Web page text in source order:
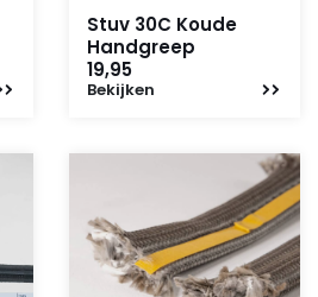
Stuv 30C Koude
Handgreep
19,95
Bekijken